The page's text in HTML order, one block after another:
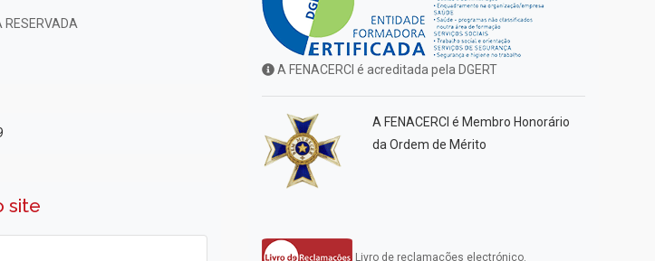
RESERVADA
site
A FENACERCI é acreditada pela DGERT
A FENACERCI é Membro Honorário
da Ordem de Mérito
Livro de reclamações electrónico.